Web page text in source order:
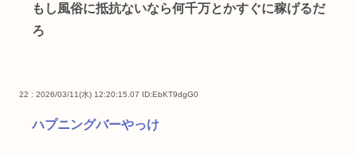
もし風俗に抵抗ないなら何千万とかすぐに稼げるだ
ろ
22 : 2026/03/11(水) 12:20:15.07 ID:EbKT9dgG0
ハプニングバーやっけ